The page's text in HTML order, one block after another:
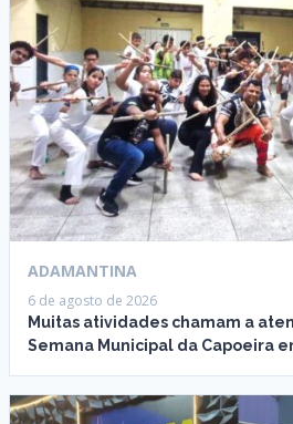
ADAMANTINA
6 de agosto de 2026
Muitas atividades chamam a
Semana Municipal da Capoeira